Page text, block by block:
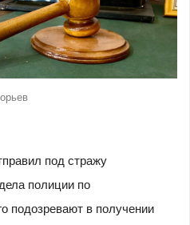
под стражу
полиции по
подозревают в получении